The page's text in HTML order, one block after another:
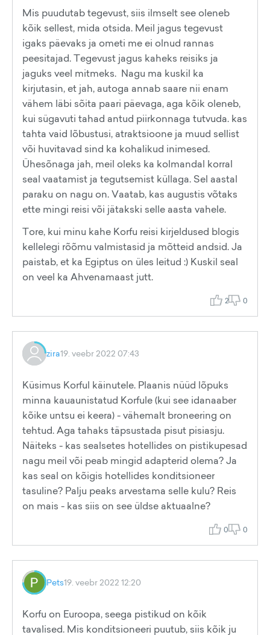
Mis puudutab tegevust, siis ilmselt see oleneb
kõik sellest, mida otsida. Meil jagus tegevust
igaks päevaks ja ometi me ei olnud rannas
peesitajad. Tegevust jagus kaheks reisiks ja
jaguks veel mitmeks. Nagu ma kuskil ka
kirjutasin, et jah, autoga annab saare nii enam
vähem läbi sõita paari päevaga, aga kõik oleneb,
kui sügavuti tahad antud piirkonnaga tutvuda. kas
tahta vaid lõbustusi, atraktsioone ja muud sellist
või huvitavad sind ka kohalikud inimesed.
Ühesõnaga jah, meil oleks ka kolmandal korral
seal vaatamist ja tegutsemist küllaga. Sel aastal
paraku on nagu on. Vaatab, kas augustis võtaks
ette mingi reisi või jätakski selle aasta vahele.
Tore, kui minu kahe Korfu reisi kirjeldused blogis
kellelegi rõõmu valmistasid ja mõtteid andsid. Ja
paistab, et ka Egiptus on üles leitud :) Kuskil seal
on veel ka Ahvenamaast jutt.
2 0
zira19. veebr 2022 07:43
Küsimus Korful käinutele. Plaanis nüüd lõpuks
minna kauaunistatud Korfule (kui see idanaaber
kõike untsu ei keera) - vähemalt broneering on
tehtud. Aga tahaks täpsustada pisut pisiasju.
Näiteks - kas sealsetes hotellides on pistikupesad
nagu meil või peab mingid adapterid olema? Ja
kas seal on kõigis hotellides konditsioneer
tasuline? Palju peaks arvestama selle kulu? Reis
on mais - kas siis on see üldse aktuaalne?
0 0
Pets19. veebr 2022 12:20
Korfu on Euroopa, seega pistikud on kõik
tavalised. Mis konditsioneeri puutub, siis kõik ju